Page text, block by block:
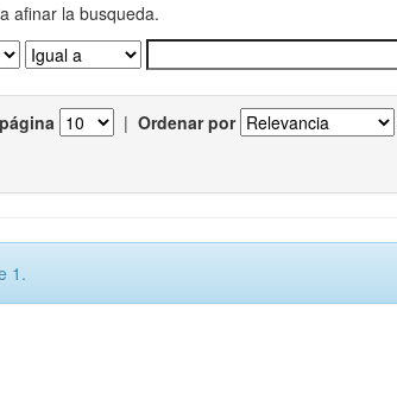
afinar la busqueda.
| Ordenar por
1.